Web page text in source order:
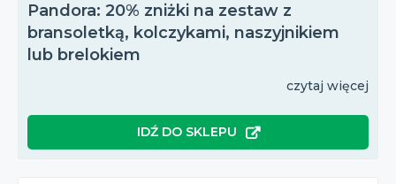
Pandora: 20% zniżki na zestaw z
bransoletką, kolczykami, naszyjnikiem
lub brelokiem
czytaj więcej
IDŹ DO SKLEPU